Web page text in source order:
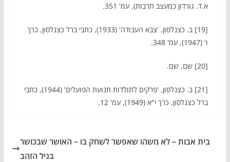
א.ד. גורדון כמעצב תרבות), עמ' 351.
[19] ב. כצנלסון, 'צבא העבודה' (1933), כתבי ברל כצנלסון, כרך
ו' (1947), עמ' 348.
[20] שם, שם.
[21] ב. כצנלסון, 'פרקים לתולדות תנועת הפועלים' (1944), כתבי
ברל כצנלסון, כרך י"א (1949), עמ' 12.
בית אבות – לא משהו שאפשר לשחק בו – האושר שבכושר
בגיל הזהב